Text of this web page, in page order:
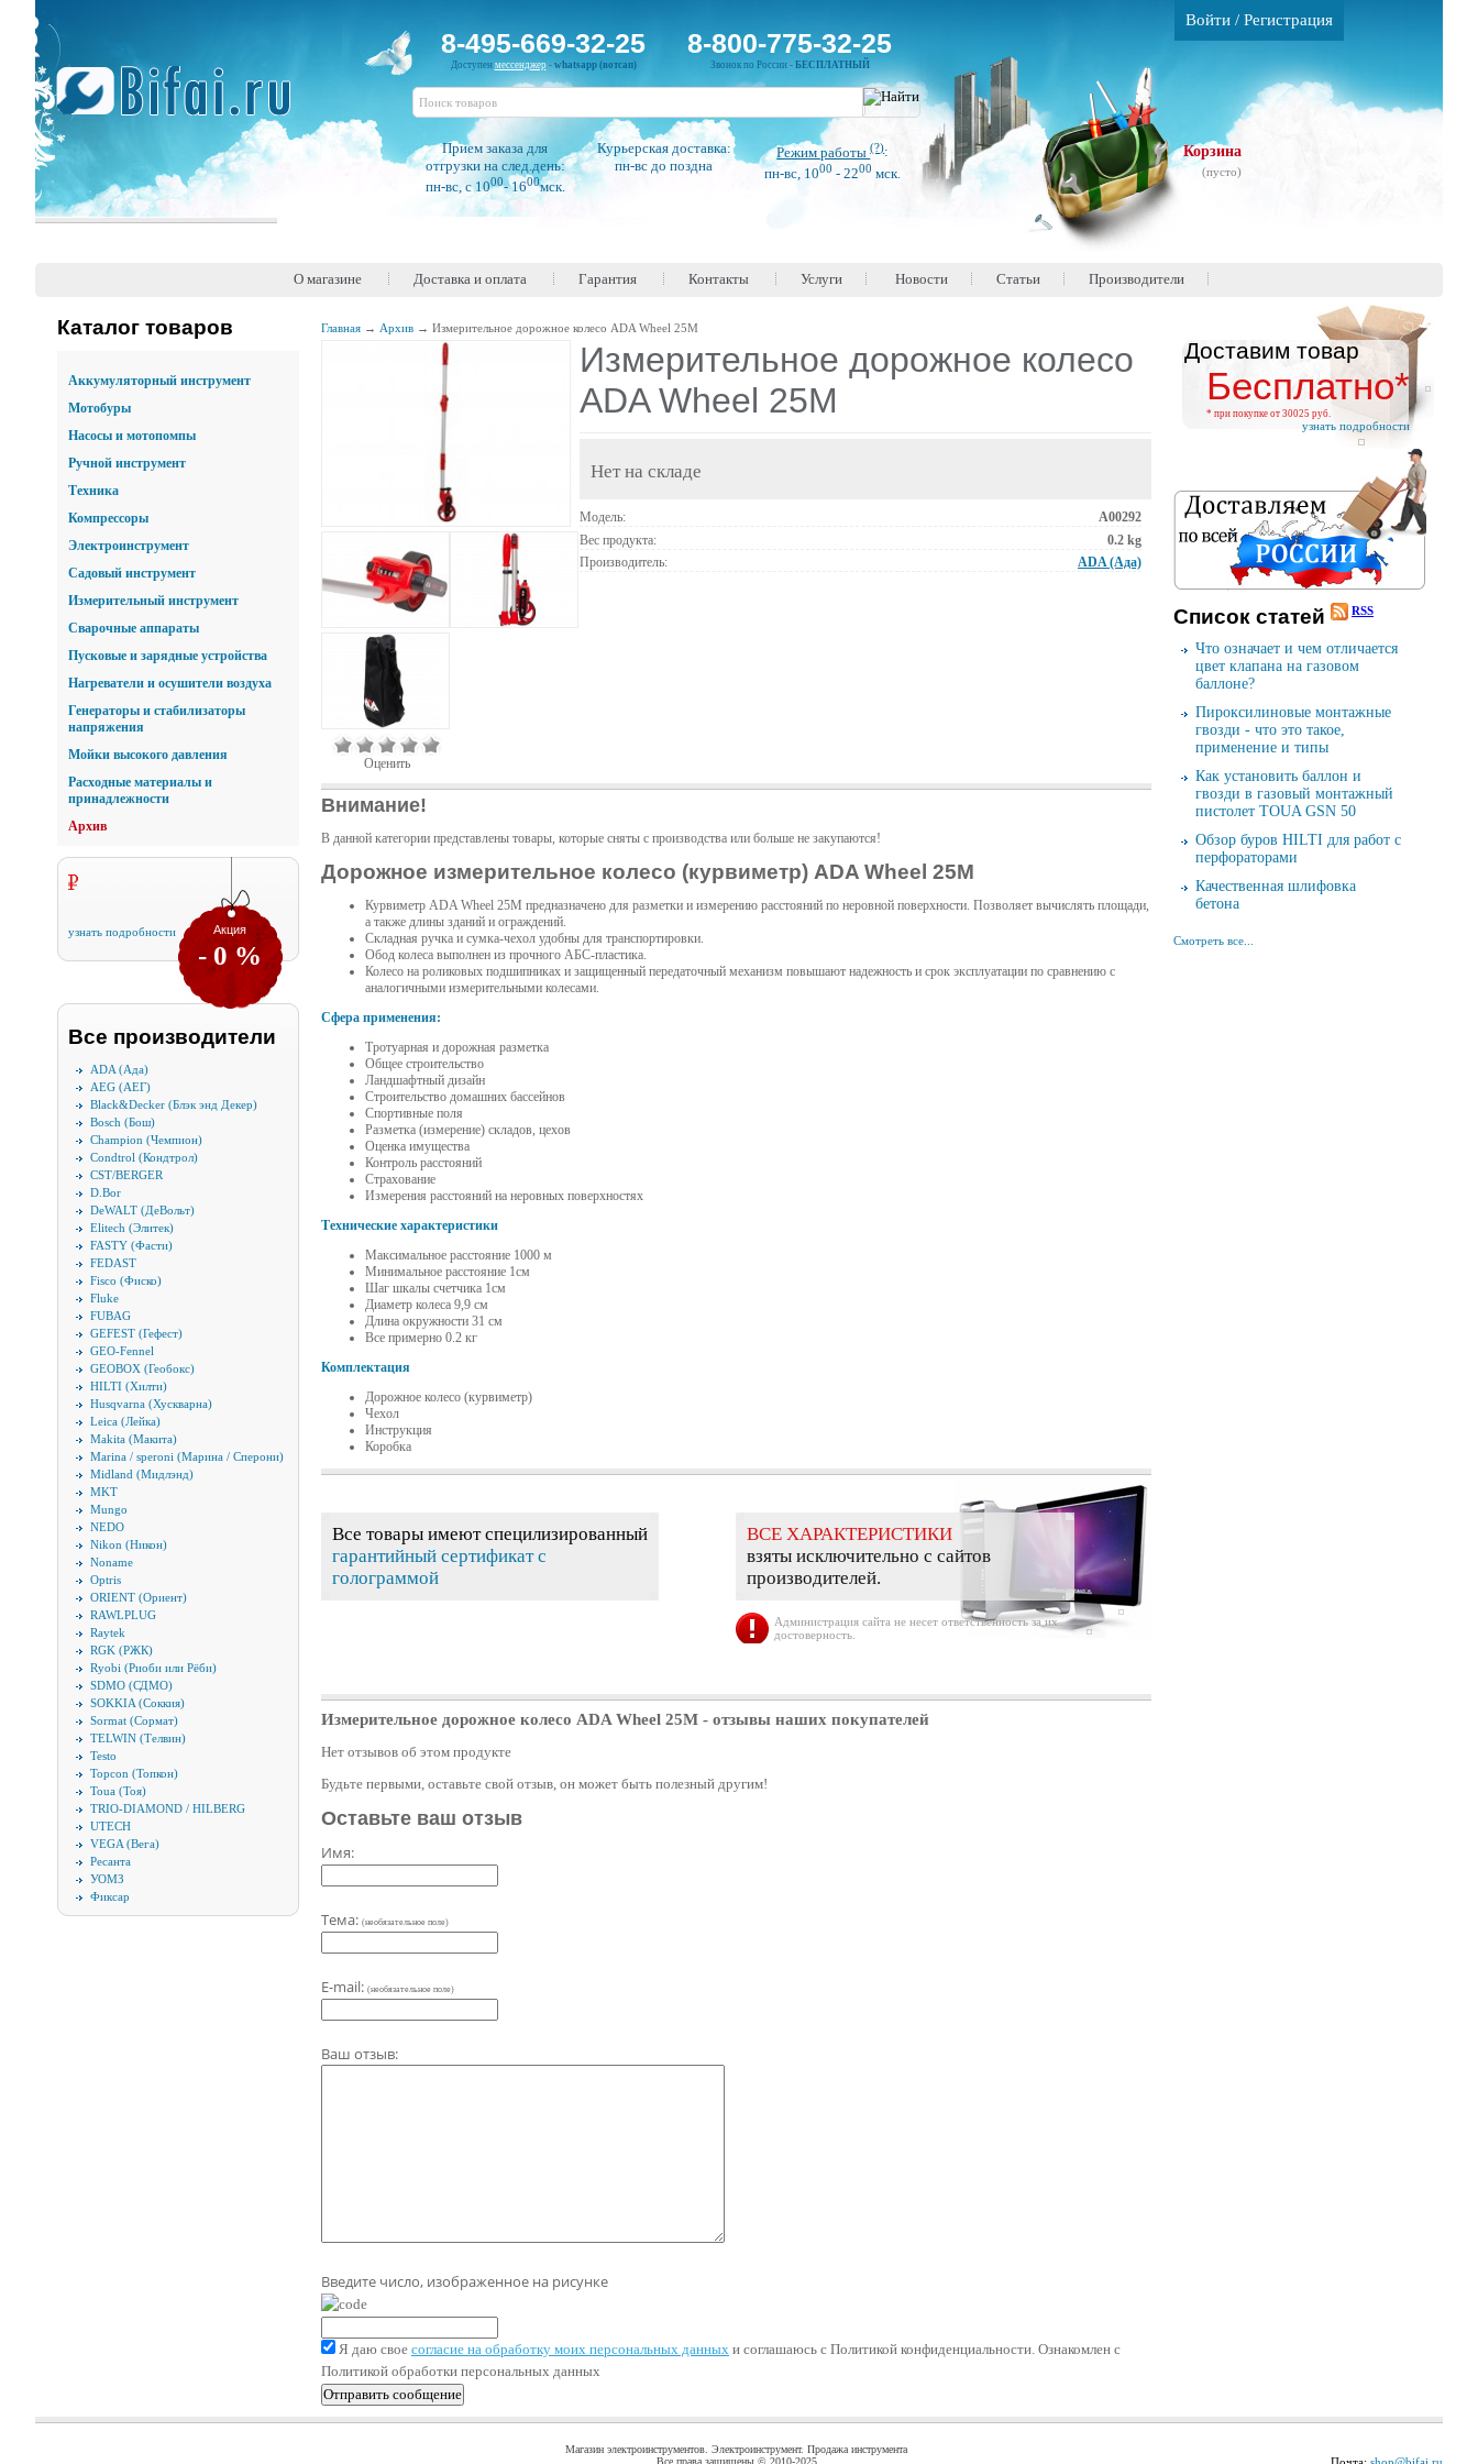
Войти /Регистрация
8-495-669-32-25
Доступен мессенджер- whatsapp (вотсап)
8-800-775-32-25
Звонок по России - БЕСПЛАТНЫЙ
Прием заказа для
отгрузки на след.день:
пн-вс, c 1000- 1600мск.
Курьерская доставка:
пн-вс до поздна
Режим работы(?):
пн-вс, 1000 - 2200 мск.
Корзина
(пусто)
О магазине Доставка и оплата Гарантия Контакты Услуги Новости Статьи Производители
Каталог товаров
Аккумуляторный инструмент
Мотобуры
Насосы и мотопомпы
Ручной инструмент
Техника
Компрессоры
Электроинструмент
Садовый инструмент
Измерительный инструмент
Сварочные аппараты
Пусковые и зарядные устройства
Нагреватели и осушители воздуха
Генераторы и стабилизаторы
напряжения
Мойки высокого давления
Расходные материалы и
принадлежности
Архив
Акция
- 0 %
узнать подробности
Все производители
ADA (Ада)
AEG (АЕГ)
Black&Decker (Блэк энд Декер)
Bosch (Бош)
Champion (Чемпион)
Condtrol (Кондтрол)
CST/BERGER
D.Bor
DeWALT (ДеВольт)
Elitech (Элитек)
FASTY (Фасти)
FEDAST
Fisco (Фиско)
Fluke
FUBAG
GEFEST (Гефест)
GEO-Fennel
GEOBOX (Геобокс)
HILTI (Хилти)
Husqvarna (Хускварна)
Leica (Лейка)
Makita (Макита)
Marina / speroni (Марина / Сперони)
Midland (Мидлэнд)
MKT
Mungo
NEDO
Nikon (Никон)
Noname
Optris
ORIENT (Ориент)
RAWLPLUG
Raytek
RGK (РЖК)
Ryobi (Риоби или Рёби)
SDMO (СДМО)
SOKKIA (Соккия)
Sormat (Сормат)
TELWIN (Телвин)
Testo
Topcon (Топкон)
Toua (Тоя)
TRIO-DIAMOND / HILBERG
UTECH
VEGA (Вега)
Ресанта
УОМЗ
Фиксар
Главная → Архив → Измерительное дорожное колесо ADA Wheel 25M
Оценить
Измерительное дорожное колесо
ADA Wheel 25M
Нет на складе
Модель:
А00292
Вес продукта:
0.2 kg
Производитель:
ADA (Ада)
Внимание!
В данной категории представлены товары, которые сняты с производства или больше не закупаются!
Дорожное измерительное колесо (курвиметр) ADA Wheel 25M
Курвиметр ADA Wheel 25М предназначено для разметки и измерению расстояний по неровной поверхности. Позволяет вычислять площади,
а также длины зданий и ограждений.
Складная ручка и сумка-чехол удобны для транспортировки.
Обод колеса выполнен из прочного АБС-пластика.
Колесо на роликовых подшипниках и защищенный передаточный механизм повышают надежность и срок эксплуатации по сравнению с
аналогичными измерительными колесами.
Сфера применения:
Тротуарная и дорожная разметка
Общее строительство
Ландшафтный дизайн
Строительство домашних бассейнов
Спортивные поля
Разметка (измерение) складов, цехов
Оценка имущества
Контроль расстояний
Страхование
Измерения расстояний на неровных поверхностях
Технические характеристики
Максимальное расстояние 1000 м
Минимальное расстояние 1см
Шаг шкалы счетчика 1см
Диаметр колеса 9,9 см
Длина окружности 31 см
Все примерно 0.2 кг
Комплектация
Дорожное колесо (курвиметр)
Чехол
Инструкция
Коробка
Все товары имеют специлизированный
гарантийный сертификат с
голограммой
ВСЕ ХАРАКТЕРИСТИКИ
взяты исключительно с сайтов
производителей.
Администрация сайта не несет ответственность за их
достоверность.
Измерительное дорожное колесо ADA Wheel 25M - отзывы наших покупателей
Нет отзывов об этом продукте
Будьте первыми, оставьте свой отзыв, он может быть полезный другим!
Оставьте ваш отзыв
Имя:
Тема: (необязательное поле)
E-mail: (необязательное поле)
Ваш отзыв:
Введите число, изображенное на рисунке
Я даю свое согласие на обработку моих персональных данных и соглашаюсь с Политикой конфиденциальности. Ознакомлен с
Политикой обработки персональных данных
Доставим товар
Бесплатно*
* при покупке от 30025 руб.
узнать подробности
Cписок cтатей RSS
Что означает и чем отличается
цвет клапана на газовом
баллоне?
Пироксилиновые монтажные
гвозди - что это такое,
применение и типы
Как установить баллон и
гвозди в газовый монтажный
пистолет TOUA GSN 50
Обзор буров HILTI для работ с
перфораторами
Качественная шлифовка
бетона
Смотреть все...
Магазин электроинструментов. Электроинструмент. Продажа инструмента
Все права защищены © 2010-2025